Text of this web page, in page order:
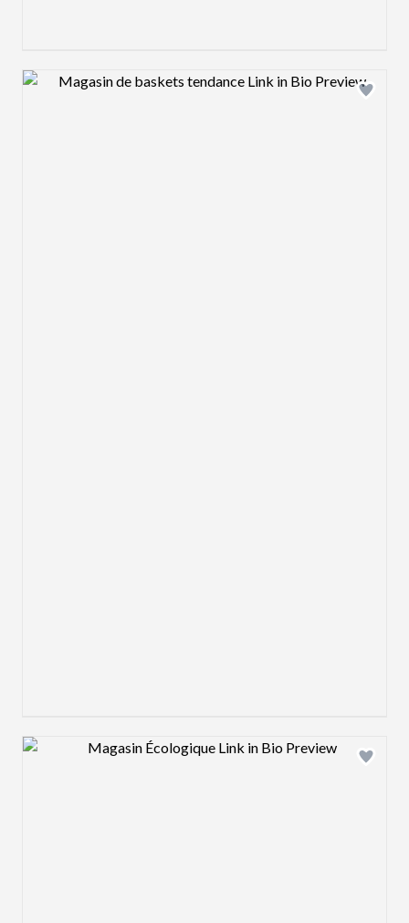
Design preview image
Design preview image